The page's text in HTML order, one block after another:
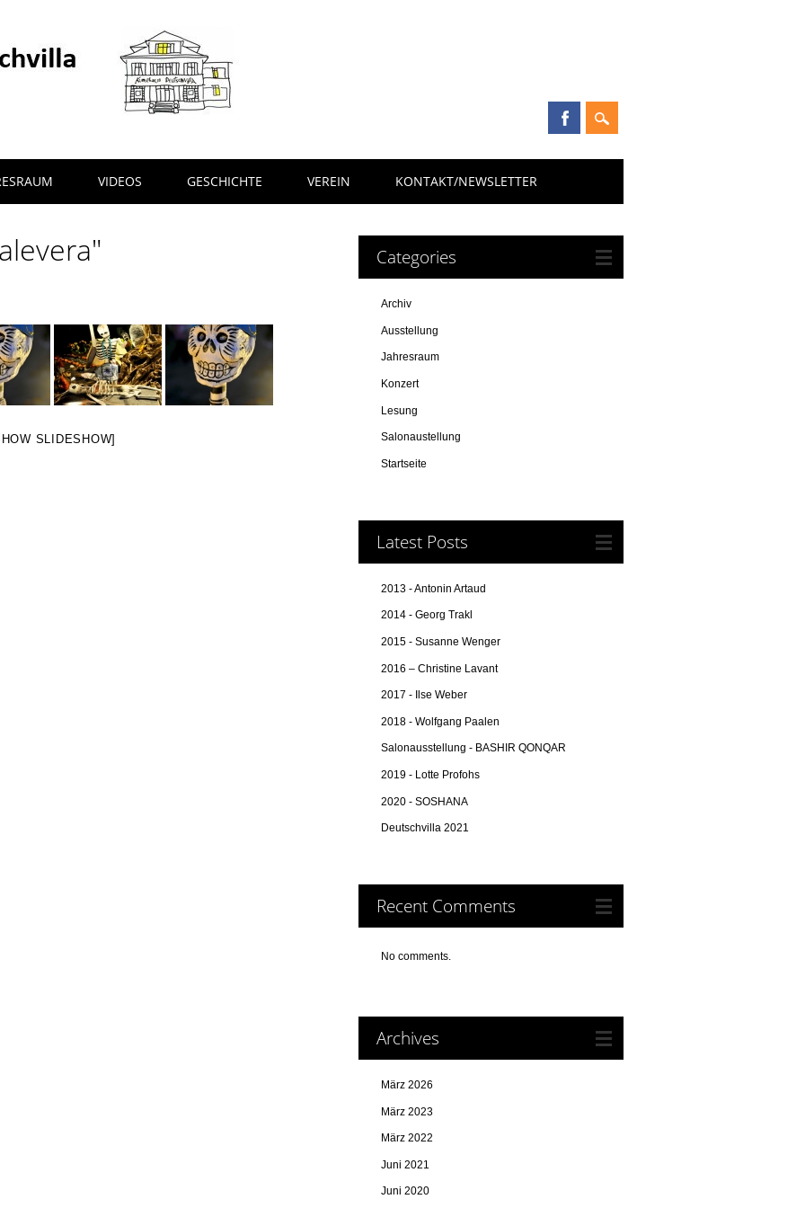
VIDEOS GESCHICHTE VEREIN KONTAKT/NEWSLETTER
SLIDESHOW]
Categories
Archiv
Ausstellung
Jahresraum
Konzert
Lesung
Salonaustellung
Startseite
Latest Posts
2013 - Antonin Artaud
2014 - Georg Trakl
2015 - Susanne Wenger
2016 – Christine Lavant
2017 - Ilse Weber
2018 - Wolfgang Paalen
Salonausstellung - BASHIR QONQAR
2019 - Lotte Profohs
2020 - SOSHANA
Deutschvilla 2021
Recent Comments
No comments.
Archives
März 2026
März 2023
März 2022
Juni 2021
Juni 2020